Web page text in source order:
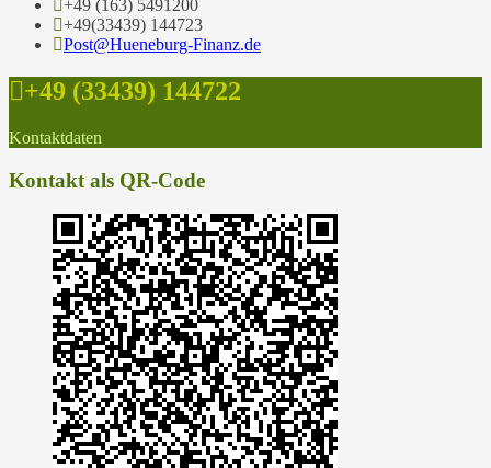
+49 (163) 5491200
+49(33439) 144723
Post@Hueneburg-Finanz.de
+49 (33439) 144722
Kontaktdaten
Kontakt als QR-Code